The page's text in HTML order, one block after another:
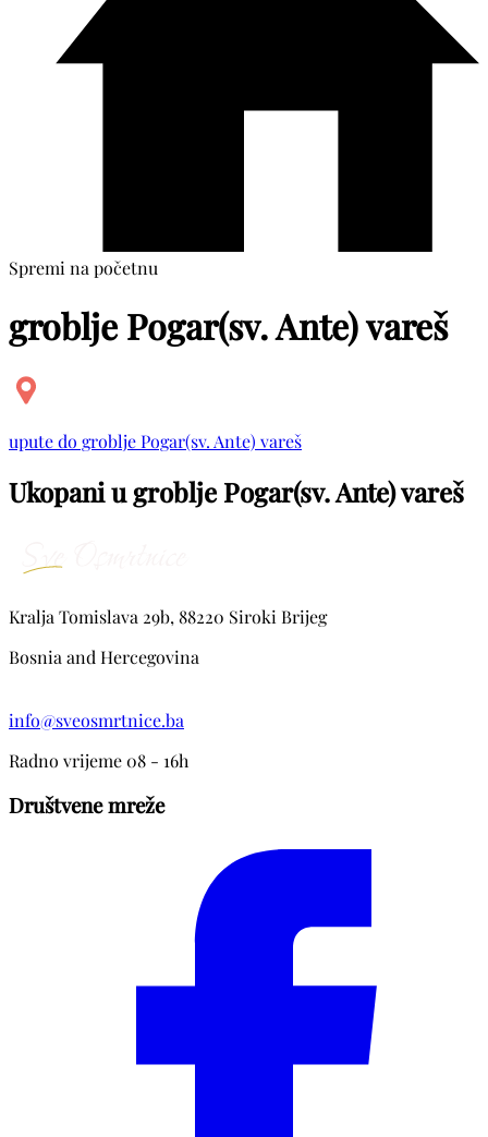
Spremi na početnu
groblje Pogar(sv. Ante) vareš
upute do groblje Pogar(sv. Ante) vareš
Ukopani u groblje Pogar(sv. Ante) vareš
Kralja Tomislava 29b, 88220 Siroki Brijeg
Bosnia and Hercegovina
info@sveosmrtnice.ba
Radno vrijeme 08 - 16h
Društvene mreže